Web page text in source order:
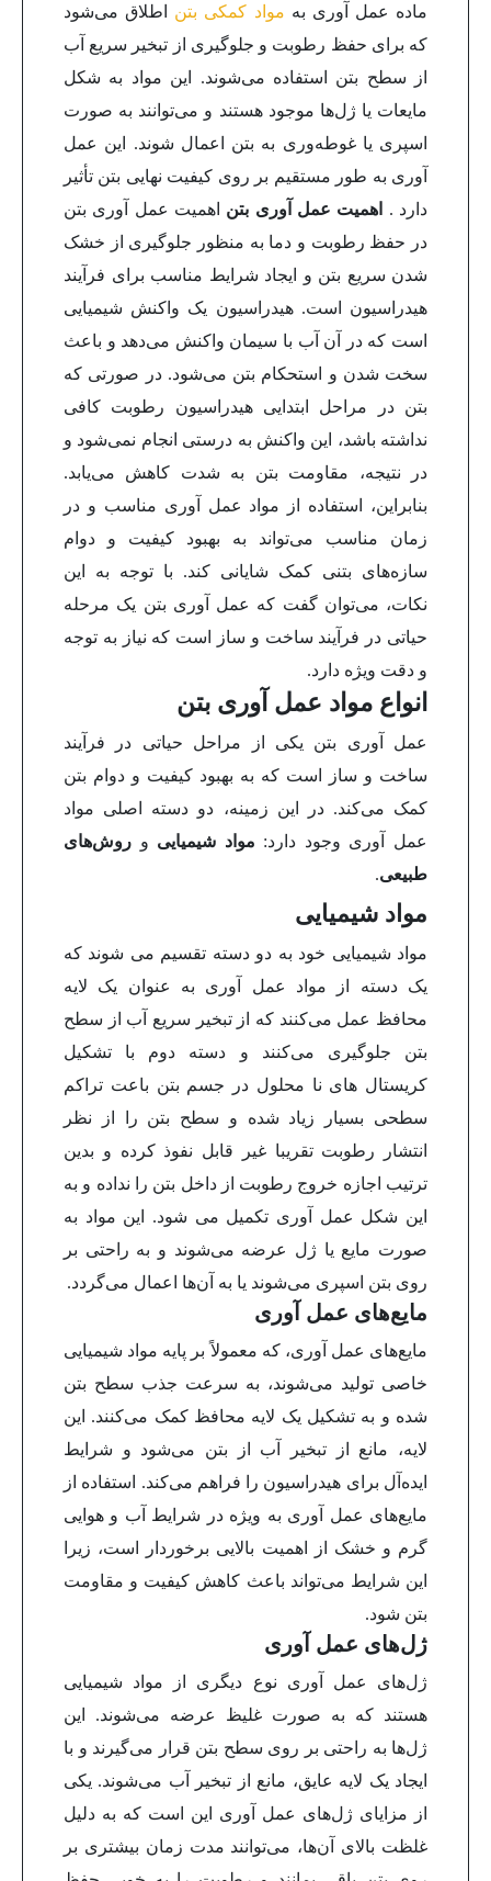
ماده عمل آوری به مواد کمکی بتن اطلاق می‌شود
که برای حفظ رطوبت و جلوگیری از تبخیر سریع آب
از سطح بتن استفاده می‌شوند. این مواد به شکل
مایعات یا ژل‌ها موجود هستند و می‌توانند به صورت
اسپری یا غوطه‌وری به بتن اعمال شوند. این عمل
آوری به طور مستقیم بر روی کیفیت نهایی بتن تأثیر
دارد .
اهمیت عمل آوری بتن اهمیت عمل آوری بتن
در حفظ رطوبت و دما به منظور جلوگیری از خشک
شدن سریع بتن و ایجاد شرایط مناسب برای فرآیند
هیدراسیون است. هیدراسیون یک واکنش شیمیایی
است که در آن آب با سیمان واکنش می‌دهد و باعث
سخت شدن و استحکام بتن می‌شود. در صورتی که
بتن در مراحل ابتدایی هیدراسیون رطوبت کافی
نداشته باشد، این واکنش به درستی انجام نمی‌شود و
در نتیجه، مقاومت بتن به شدت کاهش می‌یابد.
بنابراین، استفاده از مواد عمل آوری مناسب و در
زمان مناسب می‌تواند به بهبود کیفیت و دوام
سازه‌های بتنی کمک شایانی کند.
با توجه به این
نکات، می‌توان گفت که عمل آوری بتن یک مرحله
حیاتی در فرآیند ساخت و ساز است که نیاز به توجه
و دقت ویژه دارد.
انواع مواد عمل آوری بتن
عمل آوری بتن یکی از مراحل حیاتی در فرآیند
ساخت و ساز است که به بهبود کیفیت و دوام بتن
کمک می‌کند. در این زمینه، دو دسته اصلی مواد
عمل آوری وجود دارد: مواد شیمیایی و روش‌های
طبیعی.
مواد شیمیایی
مواد شیمیایی خود به دو دسته تقسیم می شوند که
یک دسته از مواد عمل آوری به عنوان یک لایه
محافظ عمل می‌کنند که از تبخیر سریع آب از سطح
بتن جلوگیری می‌کنند و دسته دوم با تشکیل
کریستال های نا محلول در جسم بتن باعت تراکم
سطحی بسیار زیاد شده و سطح بتن را از نظر
انتشار رطوبت تقریبا غیر قابل نفوذ کرده و بدین
ترتیب اجازه خروج رطوبت از داخل بتن را نداده و به
این شکل عمل آوری تکمیل می شود. این مواد به
صورت مایع یا ژل عرضه می‌شوند و به راحتی بر
روی بتن اسپری می‌شوند یا به آن‌ها اعمال می‌گردد.
مایع‌های عمل آوری
مایع‌های عمل آوری، که معمولاً بر پایه مواد شیمیایی
خاصی تولید می‌شوند، به سرعت جذب سطح بتن
شده و به تشکیل یک لایه محافظ کمک می‌کنند. این
لایه، مانع از تبخیر آب از بتن می‌شود و شرایط
ایده‌آل برای هیدراسیون را فراهم می‌کند. استفاده از
مایع‌های عمل آوری به ویژه در شرایط آب و هوایی
گرم و خشک از اهمیت بالایی برخوردار است، زیرا
این شرایط می‌تواند باعث کاهش کیفیت و مقاومت
بتن شود.
ژل‌های عمل آوری
ژل‌های عمل آوری نوع دیگری از مواد شیمیایی
هستند که به صورت غلیظ عرضه می‌شوند. این
ژل‌ها به راحتی بر روی سطح بتن قرار می‌گیرند و با
ایجاد یک لایه عایق، مانع از تبخیر آب می‌شوند. یکی
از مزایای ژل‌های عمل آوری این است که به دلیل
غلظت بالای آن‌ها، می‌توانند مدت زمان بیشتری بر